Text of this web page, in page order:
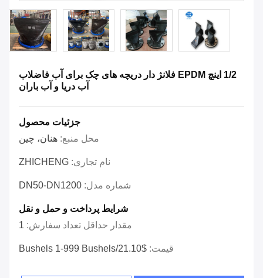
1/2 اینچ EPDM فلانژ دار دریچه های چک برای آب فاضلاب
آب دریا و آب باران
جزئیات محصول
محل منبع: هنان، چین
نام تجاری: ZHICHENG
شماره مدل: DN50-DN1200
شرایط پرداخت و حمل و نقل
مقدار حداقل تعداد سفارش: 1
قیمت: $21.10/bushels 1-999 Bushels